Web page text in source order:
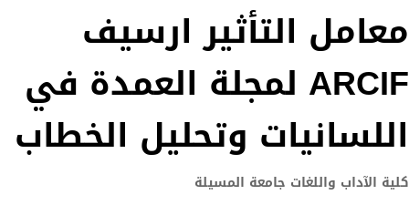
معامل التأثير ارسيف
ARCIF لمجلة العمدة في
اللسانيات وتحليل الخطاب
كلية الآداب واللغات جامعة المسيلة